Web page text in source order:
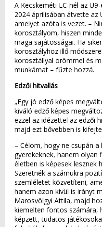
A Kecskeméti LC-nél az
2024 áprilisában átvette az
amelyet azóta is vezet. –
korosztályom, hiszen
maga sajátosságai. Ha
korosztályhoz illő
korosztállyal örömmel és
munkámat – fűzte hozzá.
Edzői hitvallás
„Egy jó edző képes
kiváló edző képes
ezzel az idézettel az edzői
majd ezt bővebben is
– Célom, hogy ne csupán
gyerekeknek, hanem olyan
életben is képesek lesznek
Szeretnék a számukra
szemléletet közvetíteni,
hanem azon kívül is irányt
Marosvölgyi Attila, majd
kiemelten fontos számára,
képzett, tudatos